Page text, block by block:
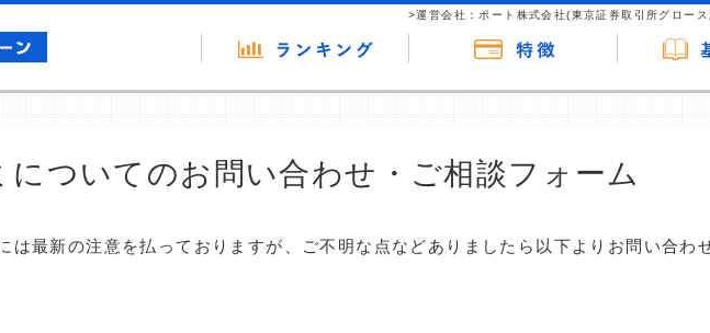
>運営会社：ポート株式会社(東京証券取引所グロー
についてのお問い合わせ・ご相談フォーム
は最新の注意を払っておりますが、ご不明な点などありましたら以下よりお問い合わ